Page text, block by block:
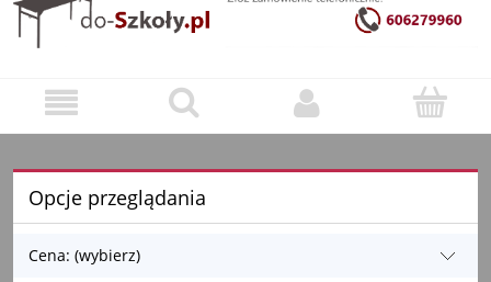
Opcje przeglądania
Cena: (wybierz)